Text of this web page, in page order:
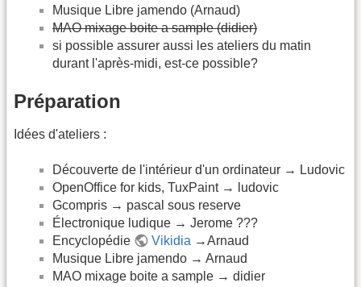
Musique Libre jamendo (Arnaud)
MAO mixage boite a sample (didier)
si possible assurer aussi les ateliers du matin
durant l'après-midi, est-ce possible?
Préparation
Idées d'ateliers :
Découverte de l'intérieur d'un ordinateur → Ludovic
OpenOffice for kids, TuxPaint → ludovic
Gcompris → pascal sous reserve
Électronique ludique → Jerome ???
Encyclopédie
Vikidia →Arnaud
Musique Libre jamendo → Arnaud
MAO mixage boite a sample → didier